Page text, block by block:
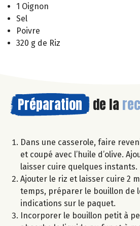
1 Oignon
Sel
Poivre
320 g de Riz
Préparation de la
Dans une casserole, faire
et coupé avec l’huile d’olive.
laisser cuire quelques instants.
Ajouter le riz et laisser cuire 2
temps, préparer le bouillon de
indications sur le paquet.
Incorporer le bouillon petit à